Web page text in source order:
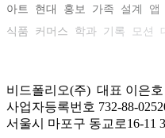
아트
현대 홍보 가족 설계 앱
식품
커머스 학과 기록 모션
비드폴리오(주) 대표 이은호
사업자등록번호 732-88-
서울시 마포구 동교로16-11